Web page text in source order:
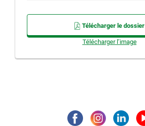
Télécharger le dossier
Télécharger l’image